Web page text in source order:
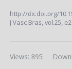
http://dx.doi.org/
J Vasc Bras,vol.25,
Views: 895